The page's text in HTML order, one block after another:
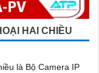
HAI CHIỀU
là Bộ Camera IP